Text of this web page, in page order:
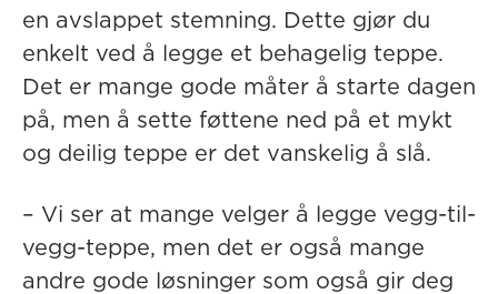
en avslappet stemning. Dette gjør du
enkelt ved å legge et behagelig teppe.
Det er mange gode måter å starte dagen
på, men å sette føttene ned på et mykt
og deilig teppe er det vanskelig å slå.
– Vi ser at mange velger å legge vegg-til-
vegg-teppe, men det er også mange
andre gode løsninger som også gir deg